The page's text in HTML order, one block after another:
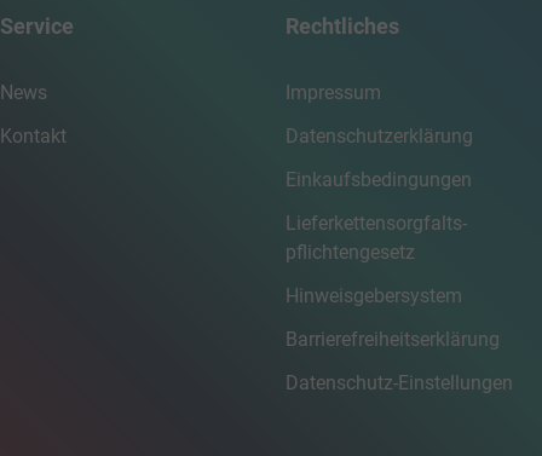
Service
News
Kontakt
Rechtliches
Impressum
Datenschutzerklärung
Einkaufsbedingungen
Lieferkettensorgfalts­
pflichtengesetz
Hinweisgebersystem
Barrierefreiheitserklärung
Datenschutz-Einstellungen